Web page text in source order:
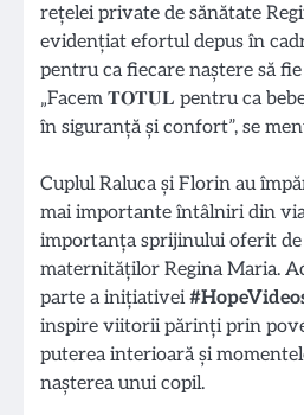
rețelei private de sănătate
evidențiat efortul depus în
pentru ca fiecare naștere să
„Facem 𝐓𝐎𝐓𝐔𝐋 pentru ca
în siguranță și confort”, se
Cuplul Raluca și Florin au
mai importante întâlniri din
importanța sprijinului oferit de
maternităților Regina Maria.
parte a inițiativei
inspire viitorii părinți prin
puterea interioară și
nașterea unui copil.